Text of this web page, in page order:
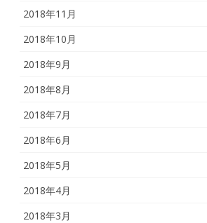
2018年11月
2018年10月
2018年9月
2018年8月
2018年7月
2018年6月
2018年5月
2018年4月
2018年3月